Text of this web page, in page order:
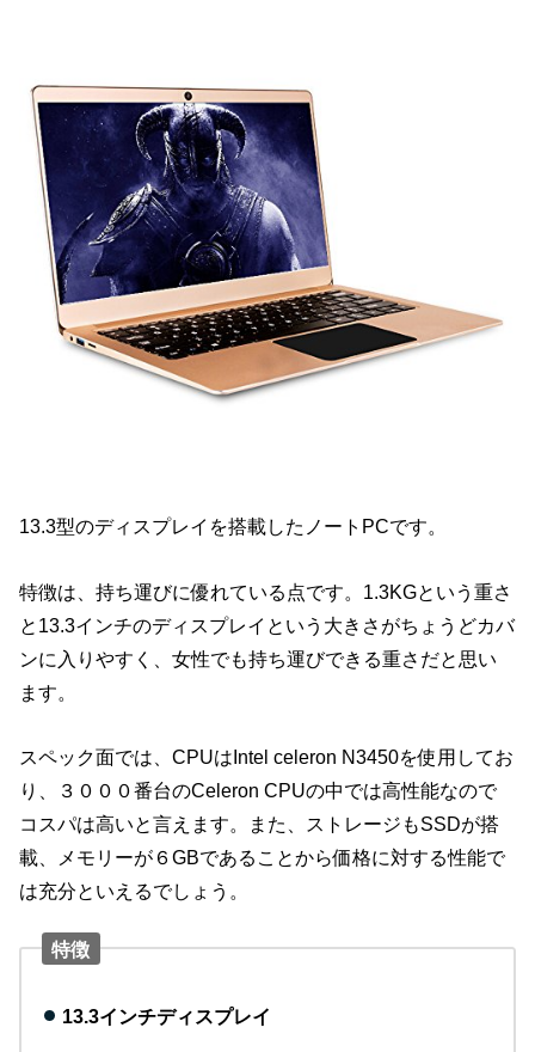
13.3型のディスプレイを搭載したノートPCです。
特徴は、持ち運びに優れている点です。1.3KGという重さ
と13.3インチのディスプレイという大きさがちょうどカバ
ンに入りやすく、女性でも持ち運びできる重さだと思い
ます。
スペック面では、CPUはIntel celeron N3450を使用してお
り、３０００番台のCeleron CPUの中では高性能なので
コスパは高いと言えます。また、ストレージもSSDが搭
載、メモリーが６GBであることから価格に対する性能で
は充分といえるでしょう。
特徴
13.3インチディスプレイ